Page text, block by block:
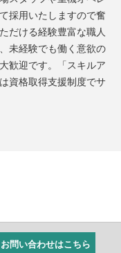
採用いたしますので奮
だける経験豊富な職人
未経験でも働く意欲の
歓迎です。「スキルア
資格取得支援制度でサ
お問い合わせはこちら